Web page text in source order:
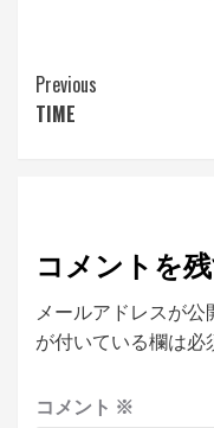
Continue
Reading
Previous
TIME
コメントを
メールアドレスが公
が付いている欄は必
コメント ※